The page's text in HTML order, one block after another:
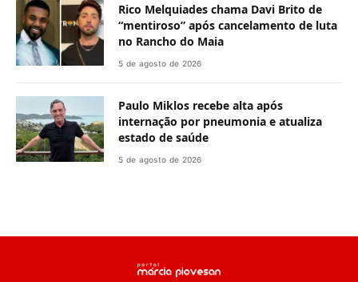
Rico Melquiades chama Davi Brito de
“mentiroso” após cancelamento de luta
no Rancho do Maia
5 de agosto de 2026
Paulo Miklos recebe alta após
internação por pneumonia e atualiza
estado de saúde
5 de agosto de 2026